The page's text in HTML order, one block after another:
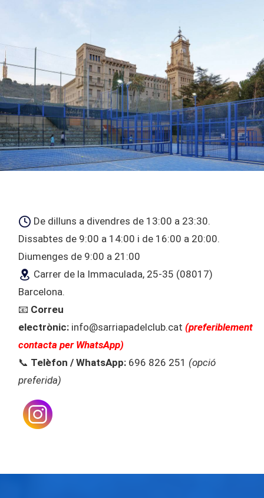
De dilluns a divendres de 13:00 a 23:30.
Dissabtes de 9:00 a 14:00 i de 16:00 a 20:00.
Diumenges de 9:00 a 21:00
Carrer de la Immaculada, 25-35 (08017)
Barcelona.
📧 Correu
electrònic: info@sarriapadelclub.cat (preferiblement
contacta per WhatsApp)
📞 Telèfon / WhatsApp: 696 826 251 (opció
preferida)